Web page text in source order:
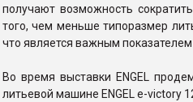
получают возможность
того, чем меньше типоразмер
что является важным
Во время выставки ENGEL
литьевой машине ENGEL e-victory